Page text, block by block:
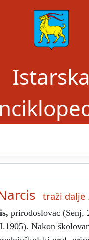
Istarska
traži dalje
, prirodoslovac (Senj,
Nakon